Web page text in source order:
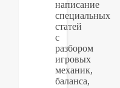
написание
специальных
статей
с
разбором
игровых
механик,
баланса,